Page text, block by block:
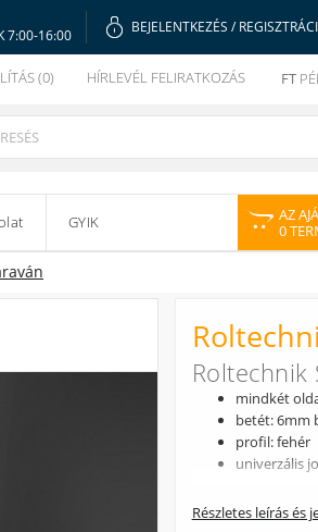
7:00-16:00
BEJELENTKEZÉS /
(0) HÍRLEVÉL FELIRATKOZÁS FT
GYIK
AZ
0
Roltechnik
mindkét
betét: 6mm
profil: fehér
univerzális
Részletes leírás és